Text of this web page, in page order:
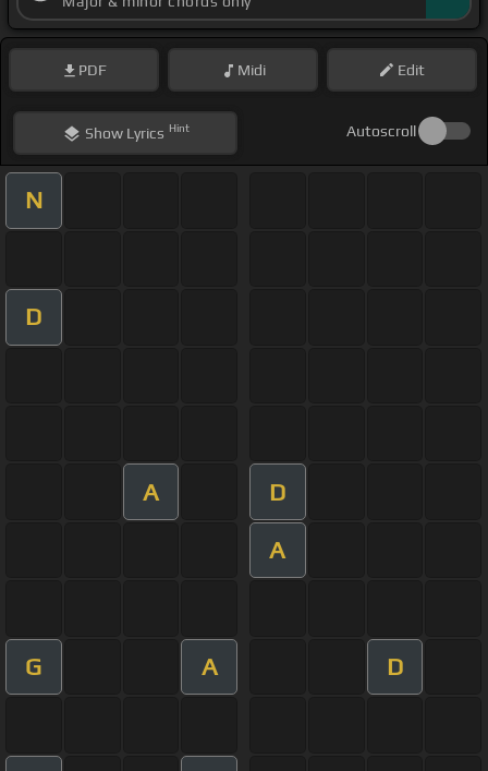
PDF Midi Edit
ShowLyrics Hint Autoscroll
N
D
A D
A
G A D